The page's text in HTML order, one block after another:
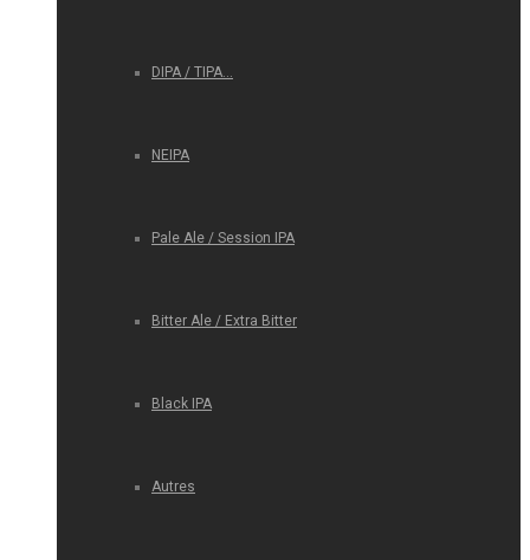
DIPA / TIPA…
NEIPA
Pale Ale / Session IPA
Bitter Ale / Extra Bitter
Black IPA
Autres